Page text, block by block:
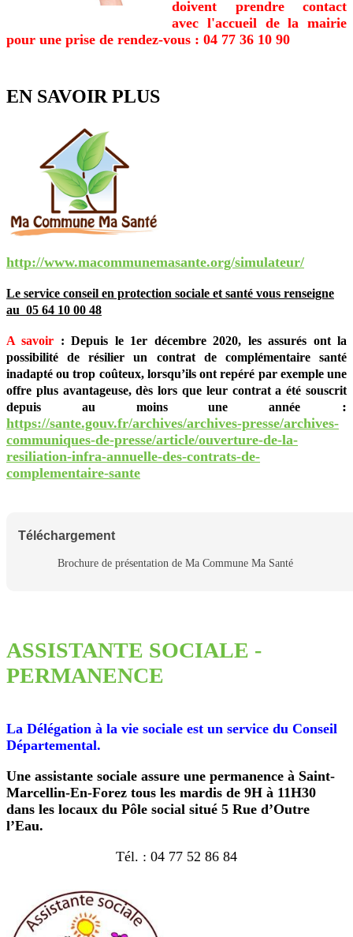
doivent prendre contact
avec l'accueil de la mairie
pour une prise de rendez-vous : 04 77 36 10 90
EN SAVOIR PLUS
http://www.macommunemasante.org/simulateur/
Le service conseil en protection sociale et santé vous renseigne
au 05 64 10 00 48
A savoir : Depuis le 1er décembre 2020, les assurés ont la
possibilité de résilier un contrat de complémentaire santé
inadapté ou trop coûteux, lorsqu’ils ont repéré par exemple une
offre plus avantageuse, dès lors que leur contrat a été souscrit
depuis au moins une année
:
https://sante.gouv.fr/archives/archives-presse/archives-
communiques-de-presse/article/ouverture-de-la-
resiliation-infra-annuelle-des-contrats-de-
complementaire-sante
Téléchargement
Brochure de présentation de Ma Commune Ma Santé
ASSISTANTE SOCIALE -
PERMANENCE
La Délégation à la vie sociale est un service du Conseil
Départemental.
Une assistante sociale assure une permanence à Saint-
Marcellin-En-Forez tous les mardis de 9H à 11H30
dans les locaux du Pôle social situé 5 Rue d’Outre
l’Eau.
Tél. : 04 77 52 86 84